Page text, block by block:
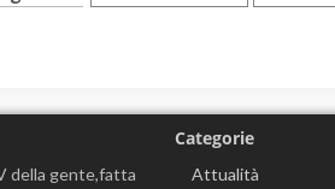
della gente,fatta
Categorie
Attualità